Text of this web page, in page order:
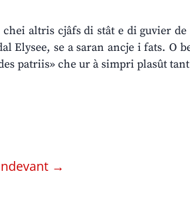
altris cjâfs di stât e di guvier de
Elysee, se a saran ancje i fats. O
patriis» che ur à simpri plasût
→